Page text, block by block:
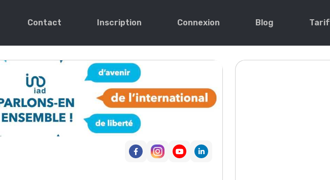
Contact Inscription Connexion Blog Tarif